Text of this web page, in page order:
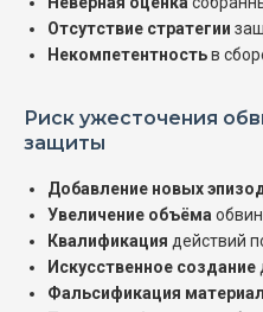
Отсутствие стратегии
Некомпетентностьв
Риск ужесточения
защиты
Добавление новых
Увеличение объёма
Квалификация действий
Искусственное создание
Фальсификация